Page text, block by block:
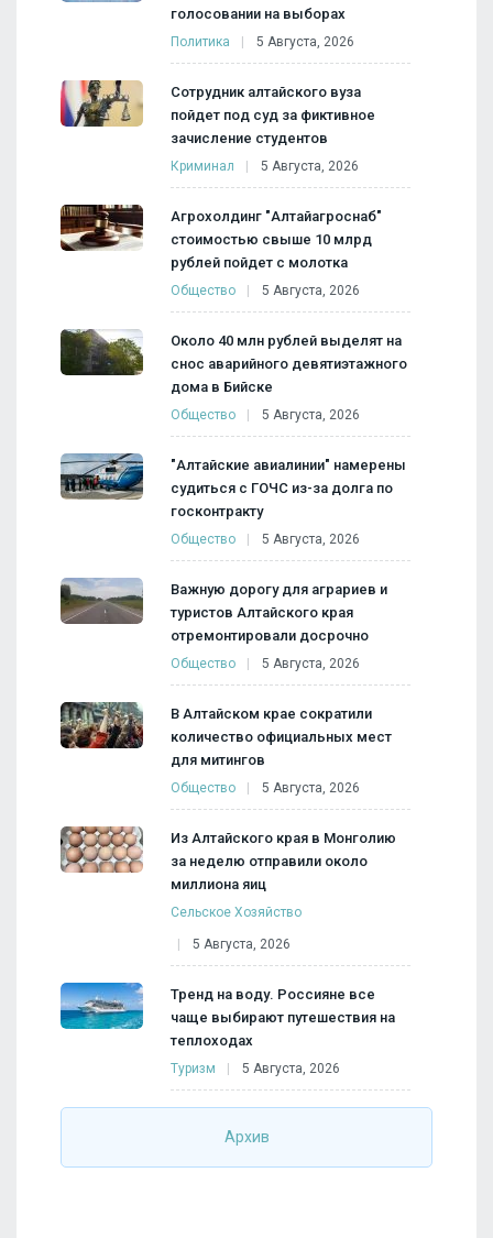
голосовании на выборах
Политика 5 Августа, 2026
Сотрудник алтайского вуза
пойдет под суд за фиктивное
зачисление студентов
Криминал 5 Августа, 2026
Агрохолдинг "Алтайагроснаб"
стоимостью свыше 10 млрд
рублей пойдет с молотка
Общество 5 Августа, 2026
Около 40 млн рублей выделят на
снос аварийного девятиэтажного
дома в Бийске
Общество 5 Августа, 2026
"Алтайские авиалинии" намерены
судиться с ГОЧС из-за долга по
госконтракту
Общество 5 Августа, 2026
Важную дорогу для аграриев и
туристов Алтайского края
отремонтировали досрочно
Общество 5 Августа, 2026
В Алтайском крае сократили
количество официальных мест
для митингов
Общество 5 Августа, 2026
Из Алтайского края в Монголию
за неделю отправили около
миллиона яиц
Сельское Хозяйство
5 Августа, 2026
Тренд на воду. Россияне все
чаще выбирают путешествия на
теплоходах
Туризм 5 Августа, 2026
Архив